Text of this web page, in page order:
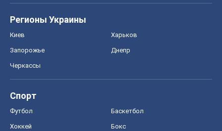
Регионы Украины
Киев Харьков
Запорожье Днепр
Черкассы
Спорт
Футбол Баскетбол
Хоккей Бокс